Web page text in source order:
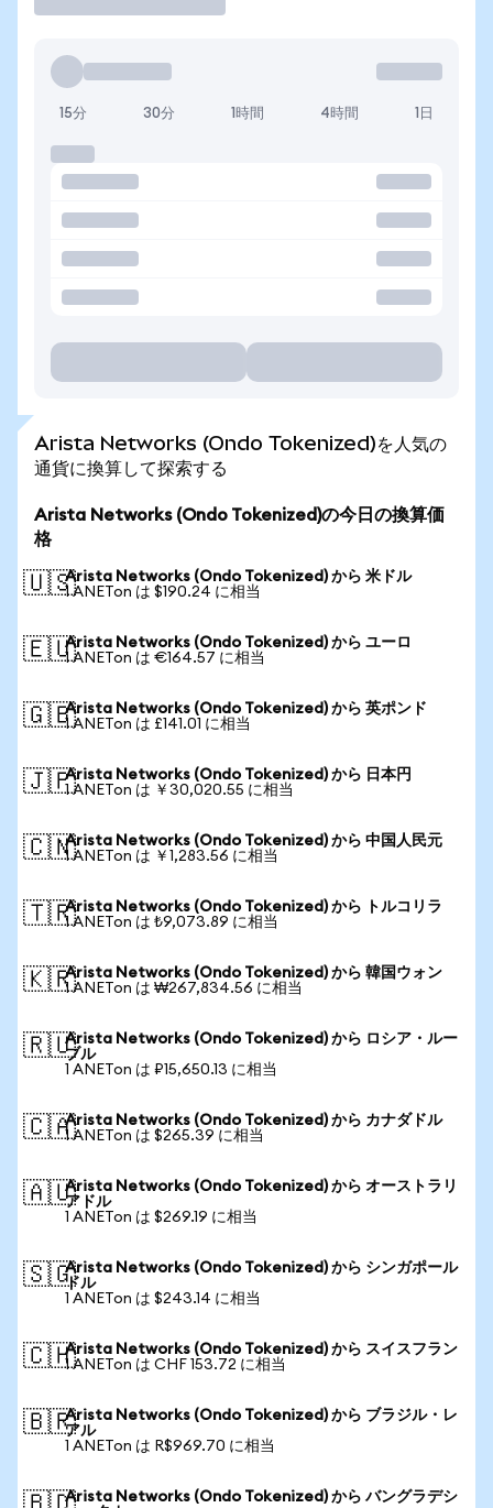
15分 30分 1時間 4時間 1日
Arista Networks (Ondo Tokenized)を人気の
通貨に換算して探索する
Arista Networks (Ondo Tokenized)の今日の換算価
格
🇺🇸Arista Networks (Ondo Tokenized) から 米ドル
1 ANETon は $190.24 に相当
🇪🇺Arista Networks (Ondo Tokenized) から ユーロ
1 ANETon は €164.57 に相当
🇬🇧Arista Networks (Ondo Tokenized) から 英ポンド
1 ANETon は £141.01 に相当
🇯🇵Arista Networks (Ondo Tokenized) から 日本円
1 ANETon は ￥30,020.55 に相当
🇨🇳Arista Networks (Ondo Tokenized) から 中国人民元
1 ANETon は ￥1,283.56 に相当
🇹🇷Arista Networks (Ondo Tokenized) から トルコリラ
1 ANETon は ₺9,073.89 に相当
🇰🇷Arista Networks (Ondo Tokenized) から 韓国ウォン
1 ANETon は ₩267,834.56 に相当
🇷🇺Arista Networks (Ondo Tokenized) から ロシア・ルー
ブル
1 ANETon は ₽15,650.13 に相当
🇨🇦Arista Networks (Ondo Tokenized) から カナダドル
1 ANETon は $265.39 に相当
🇦🇺Arista Networks (Ondo Tokenized) から オーストラリ
アドル
1 ANETon は $269.19 に相当
🇸🇬Arista Networks (Ondo Tokenized) から シンガポール
ドル
1 ANETon は $243.14 に相当
🇨🇭Arista Networks (Ondo Tokenized) から スイスフラン
1 ANETon は CHF 153.72 に相当
🇧🇷Arista Networks (Ondo Tokenized) から ブラジル・レ
アル
1 ANETon は R$969.70 に相当
Arista Networks (Ondo Tokenized) から バングラデシ